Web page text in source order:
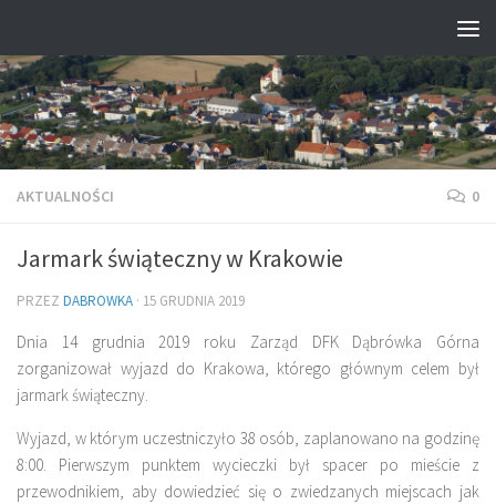
AKTUALNOŚCI 0
Jarmark świąteczny w Krakowie
PRZEZ DABROWKA · 15 GRUDNIA 2019
Dnia 14 grudnia 2019 roku Zarząd DFK Dąbrówka Górna
zorganizował wyjazd do Krakowa, którego głównym celem był
jarmark świąteczny.
Wyjazd, w którym uczestniczyło 38 osób, zaplanowano na godzinę
8:00. Pierwszym punktem wycieczki był spacer po mieście z
przewodnikiem, aby dowiedzieć się o zwiedzanych miejscach jak